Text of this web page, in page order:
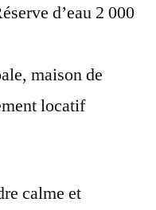
d’eau 2 000
maison de
locatif
calme et